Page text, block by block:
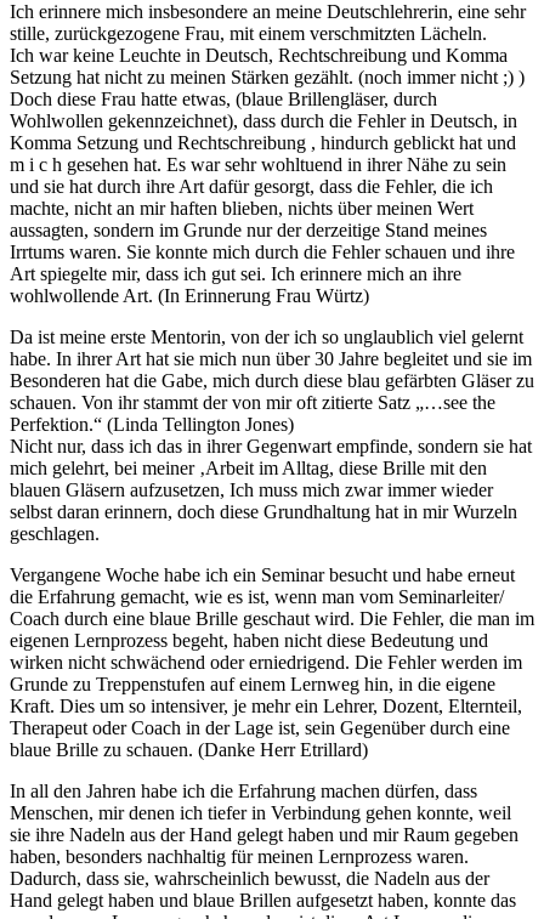
Ich erinnere mich insbesondere an meine Deutschlehrerin, eine sehr
stille, zurückgezogene Frau, mit einem verschmitzten Lächeln.
Ich war keine Leuchte in Deutsch, Rechtschreibung und Komma
Setzung hat nicht zu meinen Stärken gezählt. (noch immer nicht ;) )
Doch diese Frau hatte etwas, (blaue Brillengläser, durch
Wohlwollen gekennzeichnet), dass durch die Fehler in Deutsch, in
Komma Setzung und Rechtschreibung , hindurch geblickt hat und
m i c h gesehen hat. Es war sehr wohltuend in ihrer Nähe zu sein
und sie hat durch ihre Art dafür gesorgt, dass die Fehler, die ich
machte, nicht an mir haften blieben, nichts über meinen Wert
aussagten, sondern im Grunde nur der derzeitige Stand meines
Irrtums waren. Sie konnte mich durch die Fehler schauen und ihre
Art spiegelte mir, dass ich gut sei. Ich erinnere mich an ihre
wohlwollende Art. (In Erinnerung Frau Würtz)
Da ist meine erste Mentorin, von der ich so unglaublich viel gelernt
habe. In ihrer Art hat sie mich nun über 30 Jahre begleitet und sie im
Besonderen hat die Gabe, mich durch diese blau gefärbten Gläser zu
schauen. Von ihr stammt der von mir oft zitierte Satz „…see the
Perfektion.“ (Linda Tellington Jones)
Nicht nur, dass ich das in ihrer Gegenwart empfinde, sondern sie hat
mich gelehrt, bei meiner ‚Arbeit im Alltag, diese Brille mit den
blauen Gläsern aufzusetzen, Ich muss mich zwar immer wieder
selbst daran erinnern, doch diese Grundhaltung hat in mir Wurzeln
geschlagen.
Vergangene Woche habe ich ein Seminar besucht und habe erneut
die Erfahrung gemacht, wie es ist, wenn man vom Seminarleiter/
Coach durch eine blaue Brille geschaut wird. Die Fehler, die man im
eigenen Lernprozess begeht, haben nicht diese Bedeutung und
wirken nicht schwächend oder erniedrigend. Die Fehler werden im
Grunde zu Treppenstufen auf einem Lernweg hin, in die eigene
Kraft. Dies um so intensiver, je mehr ein Lehrer, Dozent, Elternteil,
Therapeut oder Coach in der Lage ist, sein Gegenüber durch eine
blaue Brille zu schauen. (Danke Herr Etrillard)
In all den Jahren habe ich die Erfahrung machen dürfen, dass
Menschen, mir denen ich tiefer in Verbindung gehen konnte, weil
sie ihre Nadeln aus der Hand gelegt haben und mir Raum gegeben
haben, besonders nachhaltig für meinen Lernprozess waren.
Dadurch, dass sie, wahrscheinlich bewusst, die Nadeln aus der
Hand gelegt haben und blaue Brillen aufgesetzt haben, konnte das